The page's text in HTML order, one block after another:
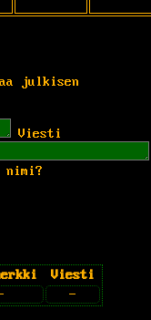
julkisen
Viesti
nimi?
Viesti
-